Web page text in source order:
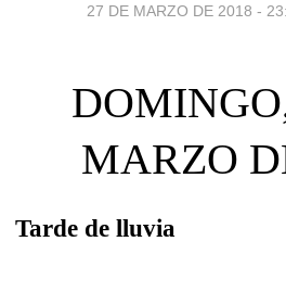
27 DE MARZO DE 2018 -
MARZO
Tarde de lluvia